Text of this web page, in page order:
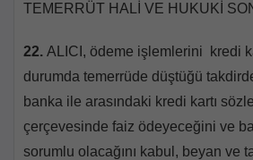
TEMERRÜT HALİ VE HUKUKİ
22. ALICI, ödeme işlemlerini kredi
durumda temerrüde düştüğü
banka ile arasındaki kredi kartı
çerçevesinde faiz ödeyeceğini ve
sorumlu olacağını kabul, beyan ve